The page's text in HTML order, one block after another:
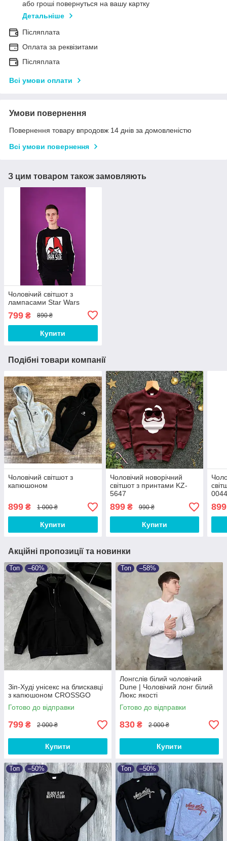
або гроші повернуться на вашу картку
Детальніше
Післяплата
Оплата за реквізитами
Післяплата
Всі умови оплати
Умови повернення
Повернення товару впродовж 14 днів за домовленістю
Всі умови повернення
З цим товаром також замовляють
Чоловічий світшот з
лампасами Star Wars
799 ₴ 890 ₴
Купити
Подібні товари компанії
Чоловічий світшот з
капюшоном
899 ₴ 1 000 ₴
Купити
Чоловічий новорічний
світшот з принтами KZ-
5647
899₴ 990 ₴
Купити
899
Акційні пропозиції та новинки
Топ –60%
Зіп-Худі унісекс на блискавці
з капюшоном CROSSGO
Готово до відправки
799 ₴ 2 000 ₴
Купити
Топ –58%
Лонгслів білий чоловічий
Dune | Чоловічий лонг білий
Люкс якості
Готово до відправки
830 ₴ 2 000 ₴
Купити
Топ –50% Топ –50%